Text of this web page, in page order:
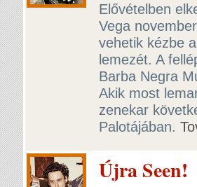
Elővételben
Vega
vehetik kézbe
lemezét. A
Barba Negra
Akik most
zenekar
Palotájában.
Újra Seen!